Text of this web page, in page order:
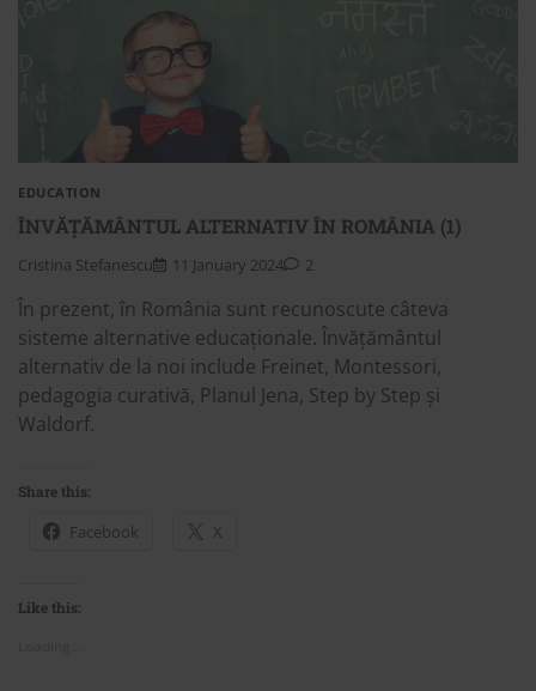
EDUCATION
ÎNVĂȚĂMÂNTUL ALTERNATIV ÎN ROMÂNIA (1)
Cristina Stefanescu 11 January 2024 2
În prezent, în România sunt recunoscute câteva
sisteme alternative educaționale. Învățământul
alternativ de la noi include Freinet, Montessori,
pedagogia curativă, Planul Jena, Step by Step și
Waldorf.
Share this:
Facebook X
Like this: